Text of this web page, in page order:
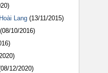
Lang (13/11/2015)
(08/10/2016)
12/2020)